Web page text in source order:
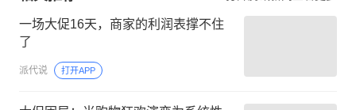
一场大促16天，商家的利润表撑不住
了
派代说 打开APP